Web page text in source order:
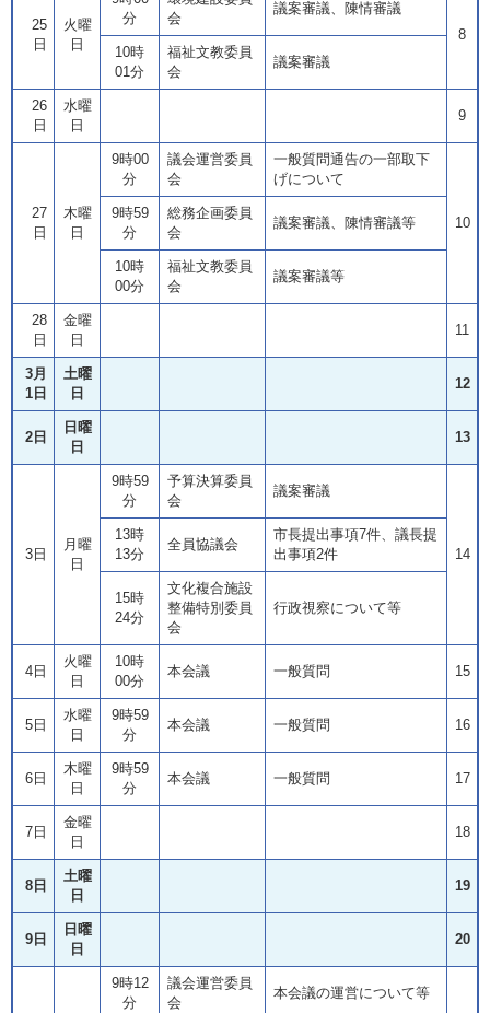
25
日
火曜
日
分
会
議案審議、陳情審議
8
10時
01分
福祉文教委員
会
議案審議
26
日
水曜
日
9
27
日
木曜
日
9時00
分
議会運営委員
会
一般質問通告の一部取下
げについて
10
9時59
分
総務企画委員
会
議案審議、陳情審議等
10時
00分
福祉文教委員
会
議案審議等
28
日
金曜
日
11
3月
1日
土曜
日
12
2日
日曜
日
13
3日
月曜
日
9時59
分
予算決算委員
会
議案審議
14
13時
13分
全員協議会
市長提出事項7件、議長提
出事項2件
15時
24分
文化複合施設
整備特別委員
会
行政視察について等
4日
火曜
日
10時
00分
本会議 一般質問 15
5日
水曜
日
9時59
分
本会議 一般質問 16
6日
木曜
日
9時59
分
本会議 一般質問 17
7日
金曜
日
18
8日
土曜
日
19
9日
日曜
日
20
9時12
分
議会運営委員
会
本会議の運営について等